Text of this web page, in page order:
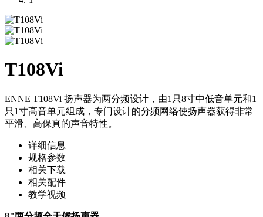
T108Vi
ENNE T108Vi 扬声器为两分频设计，由1只8寸中低音单元和1
只1寸高音单元组成，专门设计的分频网络使扬声器获得非常
平滑、高保真的声音特性。
详细信息
规格参数
相关下载
相关配件
教学视频